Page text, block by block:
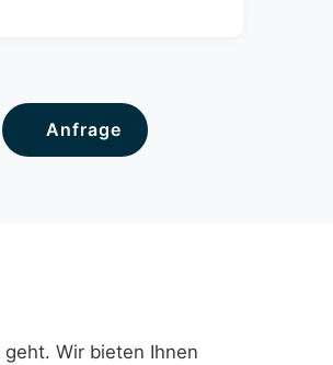
Anfrage
Wir bieten Ihnen